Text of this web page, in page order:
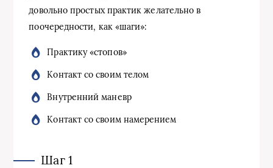
довольно простых практик желательно в
поочередности, как «шаги»:
Практику «стопов»
Контакт со своим телом
Внутренний маневр
Контакт со своим намерением
Шаг 1